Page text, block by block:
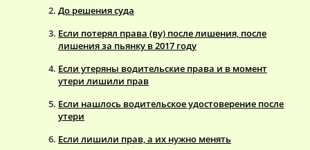
До решения суда
Если потерял права (ву) после лишения, после
лишения за пьянку в 2017 году
Если утеряны водительские права и в момент
утери лишили прав
Если нашлось водительское удостоверение после
утери
Если лишили прав, а их нужно менять